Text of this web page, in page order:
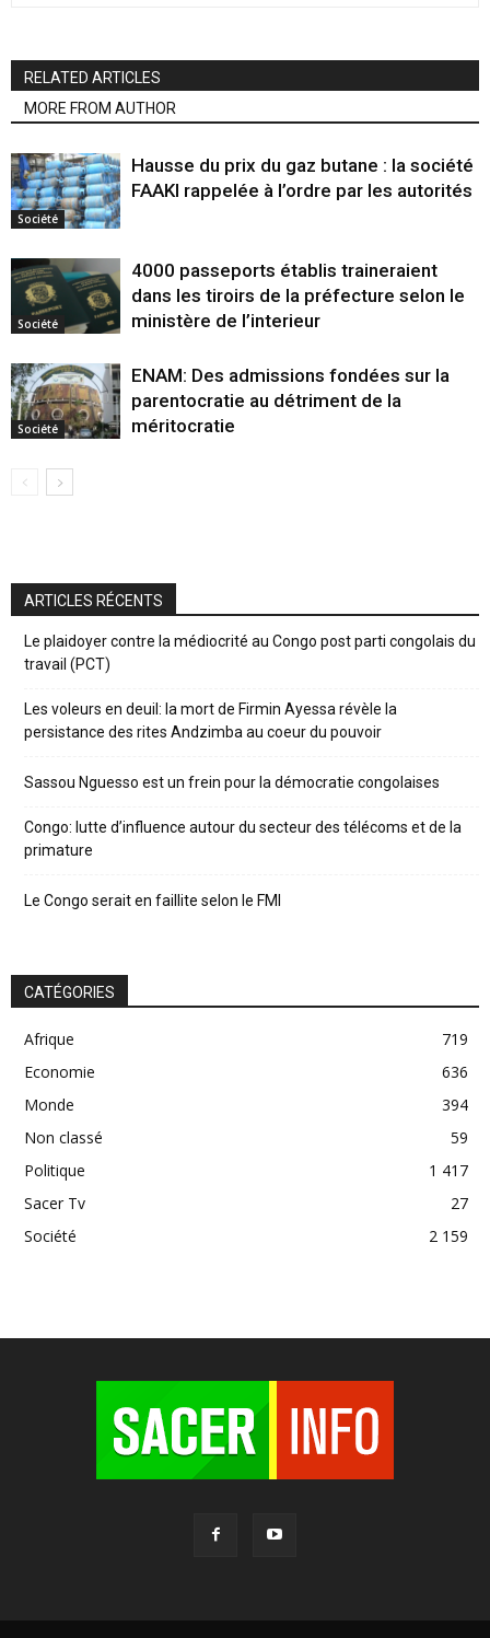
RELATED ARTICLES
MORE FROM AUTHOR
Société
Hausse du prix du gaz butane : la société
FAAKI rappelée à l’ordre par les autorités
Société
4000 passeports établis traineraient
dans les tiroirs de la préfecture selon le
ministère de l’interieur
Société
ENAM: Des admissions fondées sur la
parentocratie au détriment de la
méritocratie
ARTICLES RÉCENTS
Le plaidoyer contre la médiocrité au Congo post parti congolais du
travail (PCT)
Les voleurs en deuil: la mort de Firmin Ayessa révèle la
persistance des rites Andzimba au coeur du pouvoir
Sassou Nguesso est un frein pour la démocratie congolaises
Congo: lutte d’influence autour du secteur des télécoms et de la
primature
Le Congo serait en faillite selon le FMI
CATÉGORIES
Afrique
719
Economie
636
Monde
394
Non classé
59
Politique
1 417
Sacer Tv
27
Société
2 159